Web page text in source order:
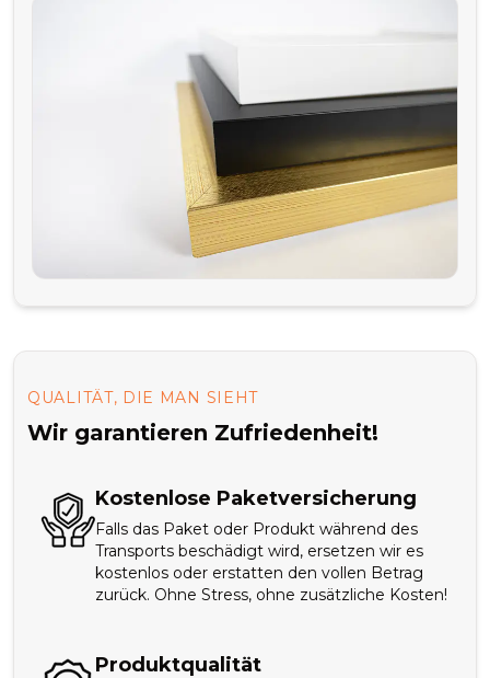
QUALITÄT, DIE MAN SIEHT
Wir garantieren Zufriedenheit!
Kostenlose Paketversicherung
Falls das Paket oder Produkt während des
Transports beschädigt wird, ersetzen wir es
kostenlos oder erstatten den vollen Betrag
zurück. Ohne Stress, ohne zusätzliche Kosten!
Produktqualität